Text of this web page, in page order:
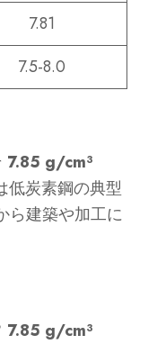
7.81
7.5-8.0
7.85 g/cm³
低炭素鋼の典型
ら建築や加工に
7.85 g/cm³